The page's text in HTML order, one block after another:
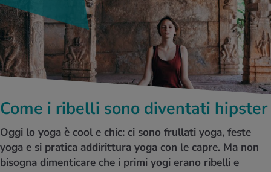
sul tema Alimentazione
le ricette
ideale
alimentazione
sano
sul tema Movimento
& Jogging
e outdoor
sul tema Rilassamento
per tutti i giorni
di rilassamento
Life-Balance
sul tema Medicina
della salute
per tutti i giorni
dello sport
specialistica
sul tema Servizio
test e quiz
iMpuls
Come i ribelli sono diventati hipster
Oggi lo yoga è cool e chic: ci sono frullati yoga, feste
yoga e si pratica addirittura yoga con le capre. Ma non
bisogna dimenticare che i primi yogi erano ribelli e